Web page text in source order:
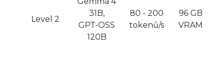
Level 2
31B,
GPT-OSS
120B
80 - 200
tokenů/s
96 GB
VRAM